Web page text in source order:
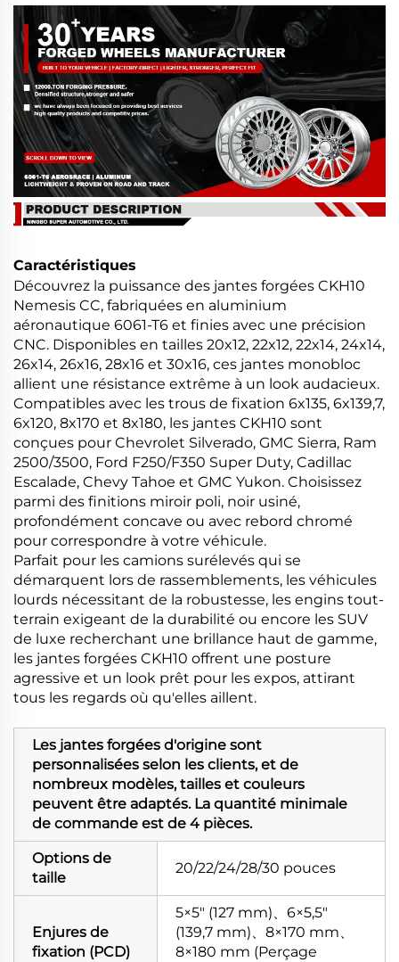
Caractéristiques
Découvrez la puissance des jantes forgées CKH10
Nemesis CC, fabriquées en aluminium
aéronautique 6061-T6 et finies avec une précision
CNC. Disponibles en tailles 20x12, 22x12, 22x14, 24x14,
26x14, 26x16, 28x16 et 30x16, ces jantes monobloc
allient une résistance extrême à un look audacieux.
Compatibles avec les trous de fixation 6x135, 6x139,7,
6x120, 8x170 et 8x180, les jantes CKH10 sont
conçues pour Chevrolet Silverado, GMC Sierra, Ram
2500/3500, Ford F250/F350 Super Duty, Cadillac
Escalade, Chevy Tahoe et GMC Yukon. Choisissez
parmi des finitions miroir poli, noir usiné,
profondément concave ou avec rebord chromé
pour correspondre à votre véhicule.
Parfait pour les camions surélevés qui se
démarquent lors de rassemblements, les véhicules
lourds nécessitant de la robustesse, les engins tout-
terrain exigeant de la durabilité ou encore les SUV
de luxe recherchant une brillance haut de gamme,
les jantes forgées CKH10 offrent une posture
agressive et un look prêt pour les expos, attirant
tous les regards où qu'elles aillent.
Les jantes forgées d'origine sont
personnalisées selon les clients, et de
nombreux modèles, tailles et couleurs
peuvent être adaptés. La quantité minimale
de commande est de 4 pièces.
Options de
taille
20/22/24/28/30 pouces
Enjures de
fixation (PCD)
5×5" (127 mm)、6×5,5"
(139,7 mm)、8×170 mm、
8×180 mm (Perçage